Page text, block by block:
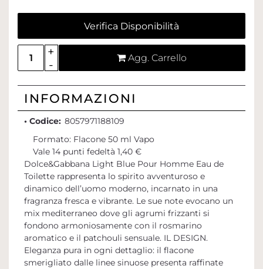
Verifica Disponibilità
Quantità
Agg. Carrello
INFORMAZIONI
• Codice: 8057971188109
Formato: Flacone 50 ml Vapo
Vale 14 punti fedeltà 1,40 €
Dolce&Gabbana Light Blue Pour Homme Eau de
Toilette rappresenta lo spirito avventuroso e
dinamico dell’uomo moderno, incarnato in una
fragranza fresca e vibrante. Le sue note evocano un
mix mediterraneo dove gli agrumi frizzanti si
fondono armoniosamente con il rosmarino
aromatico e il patchouli sensuale. IL DESIGN.
Eleganza pura in ogni dettaglio: il flacone
smerigliato dalle linee sinuose presenta raffinate